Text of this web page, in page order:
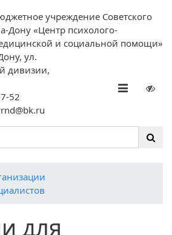
учреждение Советского
Дону «Центр психолого-
и социальной помощи»
ул.
дивизии,
52
для